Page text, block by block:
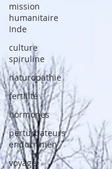
mission
humanitaire
Inde
culture
spiruline
naturopathie
fertilité
hormones
perturbateurs
endocrinien
voyage